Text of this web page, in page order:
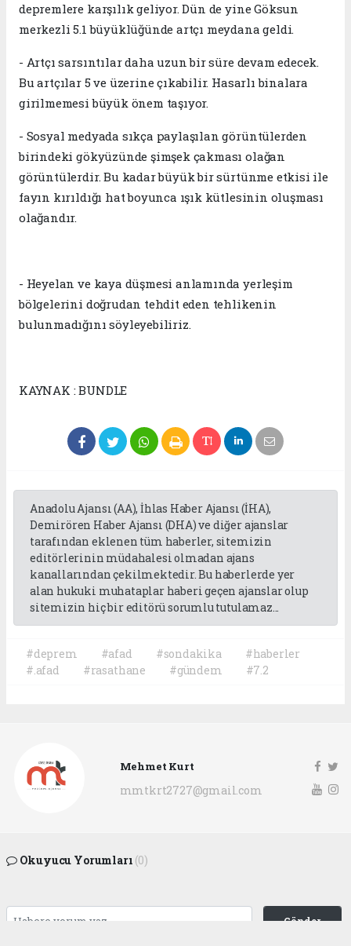
depremlere karşılık geliyor. Dün de yine Göksun
merkezli 5.1 büyüklüğünde artçı meydana geldi.
- Artçı sarsıntılar daha uzun bir süre devam edecek.
Bu artçılar 5 ve üzerine çıkabilir. Hasarlı binalara
girilmemesi büyük önem taşıyor.
- Sosyal medyada sıkça paylaşılan görüntülerden
birindeki gökyüzünde şimşek çakması olağan
görüntülerdir. Bu kadar büyük bir sürtünme etkisi ile
fayın kırıldığı hat boyunca ışık kütlesinin oluşması
olağandır.
- Heyelan ve kaya düşmesi anlamında yerleşim
bölgelerini doğrudan tehdit eden tehlikenin
bulunmadığını söyleyebiliriz.
KAYNAK : BUNDLE
Anadolu Ajansı (AA), İhlas Haber Ajansı (İHA),
Demirören Haber Ajansı (DHA) ve diğer ajanslar
tarafından eklenen tüm haberler, sitemizin
editörlerinin müdahalesi olmadan ajans
kanallarından çekilmektedir. Bu haberlerde yer
alan hukuki muhataplar haberi geçen ajanslar olup
sitemizin hiç bir editörü sorumlu tutulamaz...
#deprem #afad #sondakika
#haberler
#.afad
#rasathane #gündem #7.2
Mehmet Kurt
mmtkrt2727@gmail.com
Okuyucu Yorumları (0)
Gönder